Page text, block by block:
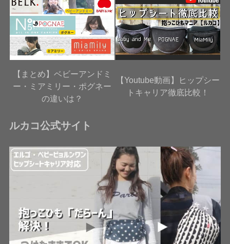
【まとめ】ベビーアンドミ
ー・ミアミリー・ポグネー
の違いは？
【Youtube動画】ヒップシー
トキャリア徹底比較！
ルカコ公式サイト